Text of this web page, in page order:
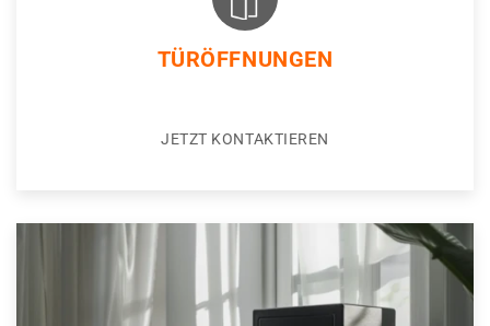
TÜRÖFFNUNGEN
JETZT KONTAKTIEREN